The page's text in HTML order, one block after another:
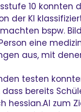
10 konnten
der KI
bspw.
eine
aus, mit
testen
dass bereits
zum